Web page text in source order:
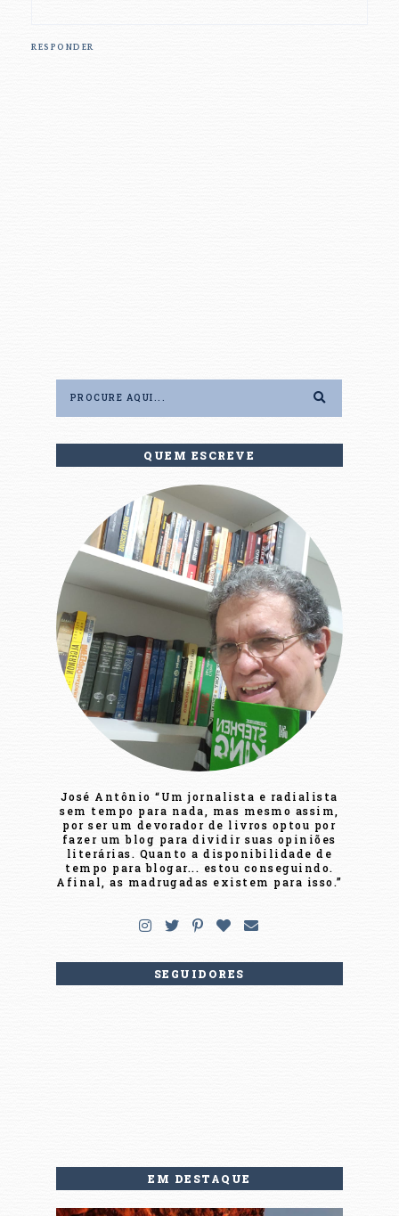
RESPONDER
QUEM ESCREVE
José Antônio “Um jornalista e radialista
sem tempo para nada, mas mesmo assim,
por ser um devorador de livros optou por
fazer um blog para dividir suas opiniões
literárias. Quanto a disponibilidade de
tempo para blogar... estou conseguindo.
Afinal, as madrugadas existem para isso.”
SEGUIDORES
EM DESTAQUE